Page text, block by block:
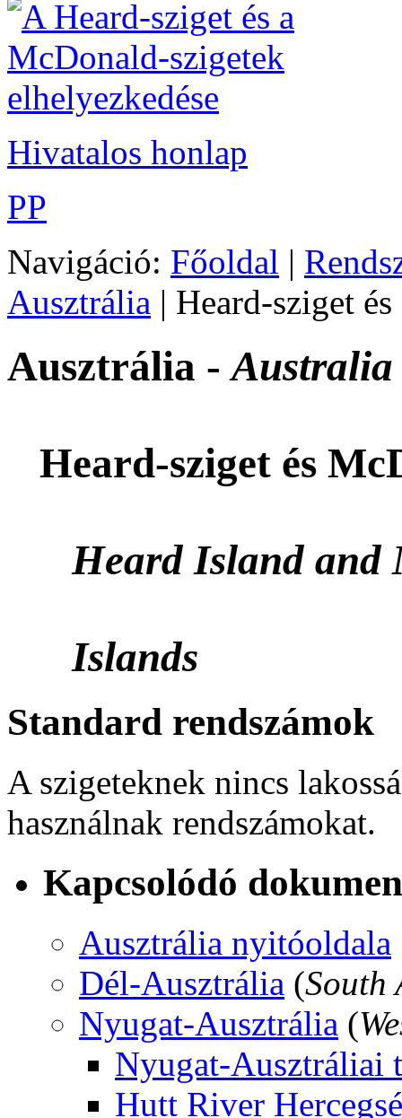
Hivatalos honlap
PP
Navigáció: Főoldal |
Ausztrália | Heard-sziget
Ausztrália -Australia
Heard-sziget és
Heard Island and
Islands
Standard rendszámok
A szigeteknek nincs
használnak rendszámokat.
Kapcsolódó
Ausztrália nyitóoldala
Dél-Ausztrália (South
Nyugat-Ausztrália (
Nyugat-Ausztráliai
Hutt River